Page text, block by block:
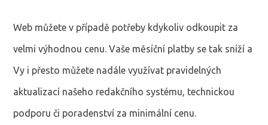
Web můžete v případě potřeby kdykoliv odkoupit za
velmi výhodnou cenu. Vaše měsíční platby se tak sníží a
Vy i přesto můžete nadále využívat pravidelných
aktualizací našeho redakčního systému, technickou
podporu či poradenství za minimální cenu.